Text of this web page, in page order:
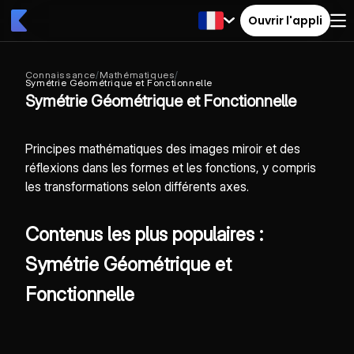
Ouvrir l'appli
Connaissance/Mathématiques/
Symétrie Géométrique et Fonctionnelle
Symétrie Géométrique et Fonctionnelle
Principes mathématiques des images miroir et des
réflexions dans les formes et les fonctions, y compris
les transformations selon différents axes.
Contenus les plus populaires :
Symétrie Géométrique et
Fonctionnelle